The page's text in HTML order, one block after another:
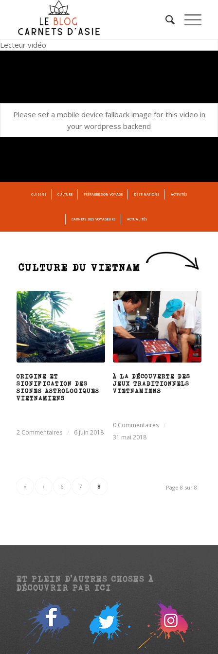
Lecteur vidéo
Please set a mobile device fallback image for this video in
your wordpress backend
CUISINE CULTURE PRÉPARER SON VOYAGE DESTINATIONS ACTIVITÉS
CARNETS DES VOYAGEURS ACTUALITÉS
CULTURE DU VIETNAM
ORIGINE ET
SIGNIFICATION DES
SIGNES ASTROLOGIQUES
VIETNAMIENS
2 Commentaires / 6 juin 2018
À LA DÉCOUVERTE DES
JEUX TRADITIONNELS
VIETNAMIENS
0 Commentaires
/
31 mai 2018
Page 8 sur 8
« ‹ 6 7 8
ET PLEIN D’AUTRES CHOSES À
DÉCOUVRIR PAR ICI